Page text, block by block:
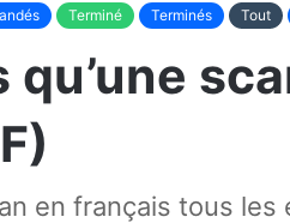
Terminé Terminés Tout
en français tous les